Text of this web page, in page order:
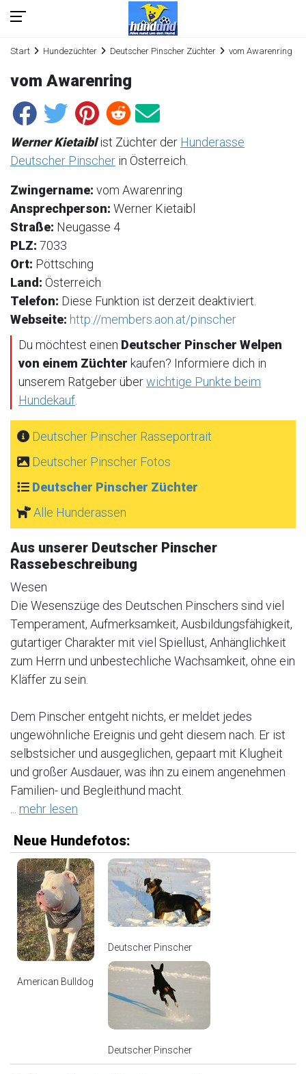
Start Hundezüchter Deutscher Pinscher Züchter vom Awarenring
vom Awarenring
Werner Kietaiblist Züchter der Hunderasse
Deutscher Pinscher in Österreich.
Zwingername: vom Awarenring
Ansprechperson: Werner Kietaibl
Straße: Neugasse 4
PLZ: 7033
Ort: Pöttsching
Land: Österreich
Telefon: Diese Funktion ist derzeit deaktiviert.
Webseite: http://members.aon.at/pinscher
Du möchtest einen Deutscher Pinscher Welpen
von einem Züchter kaufen? Informiere dich in
unserem Ratgeber überwichtige Punkte beim
Hundekauf
Deutscher Pinscher Rasseportrait
Deutscher Pinscher Fotos
Deutscher Pinscher Züchter
Alle Hunderassen
Aus unserer Deutscher Pinscher
Rassebeschreibung
Wesen
Die Wesenszüge des Deutschen Pinschers sind viel
Temperament, Aufmerksamkeit, Ausbildungsfähigkeit,
gutartiger Charakter mit viel Spiellust, Anhänglichkeit
zum Herrn und unbestechliche Wachsamkeit, ohne ein
Kläffer zu sein.
Dem Pinscher entgeht nichts, er meldet jedes
ungewöhnliche Ereignis und geht diesem nach. Er ist
selbstsicher und ausgeglichen, gepaart mit Klugheit
und großer Ausdauer, was ihn zu einem angenehmen
Familien- und Begleithund macht.
mehr lesen
Neue Hundefotos:
American Bulldog
Deutscher Pinscher
Deutscher Pinscher